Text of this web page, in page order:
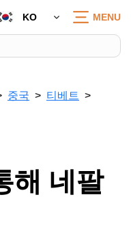
KO MENU
중국
티베트
해 네팔